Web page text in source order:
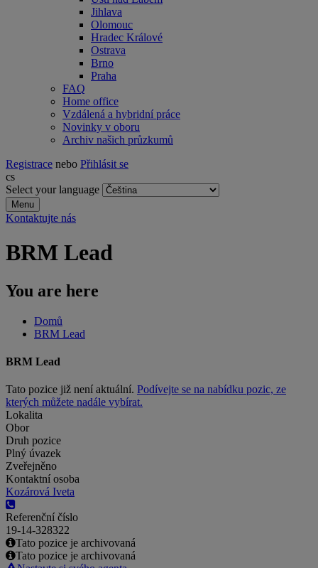
Jihlava
Olomouc
Hradec Králové
Ostrava
Brno
Praha
FAQ
Home office
Vzdálená a hybridní práce
Novinky v oboru
Archiv našich průzkumů
Registrace nebo Přihlásit se
cs
Select your language
Menu
Kontaktujte nás
BRM Lead
You are here
Domů
BRM Lead
BRM Lead
Tato pozice již není aktuální. Podívejte se na nabídku pozic, ze
kterých můžete nadále vybírat.
Lokalita
Obor
Druh pozice
Plný úvazek
Zveřejněno
Kontaktní osoba
Kozárová Iveta
Referenční číslo
19-14-328322
Tato pozice je archivovaná
Tato pozice je archivovaná